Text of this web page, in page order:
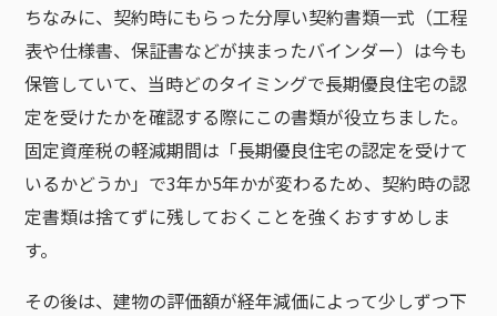
ちなみに、契約時にもらった分厚い契約書類一式（工程
表や仕様書、保証書などが挟まったバインダー）は今も
保管していて、当時どのタイミングで長期優良住宅の認
定を受けたかを確認する際にこの書類が役立ちました。
固定資産税の軽減期間は「長期優良住宅の認定を受けて
いるかどうか」で3年か5年かが変わるため、契約時の認
定書類は捨てずに残しておくことを強くおすすめしま
す。
その後は、建物の評価額が経年減価によって少しずつ下